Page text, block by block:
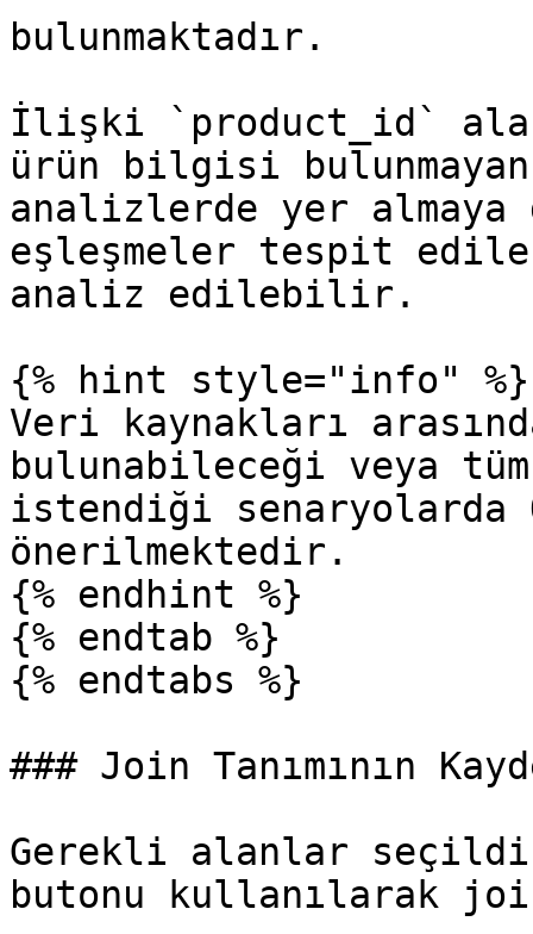
bulunmaktadır.
İlişki `product_id`
ürün bilgisi
analizlerde yer almaya
eşleşmeler tespit
analiz edilebilir.
{% hint style="info" %}
Veri kaynakları
bulunabileceği veya
istendiği senaryolarda
önerilmektedir.
{% endhint %}
{% endtab %}
{% endtabs %}
### Join Tanımının
Gerekli alanlar
butonu kullanılarak